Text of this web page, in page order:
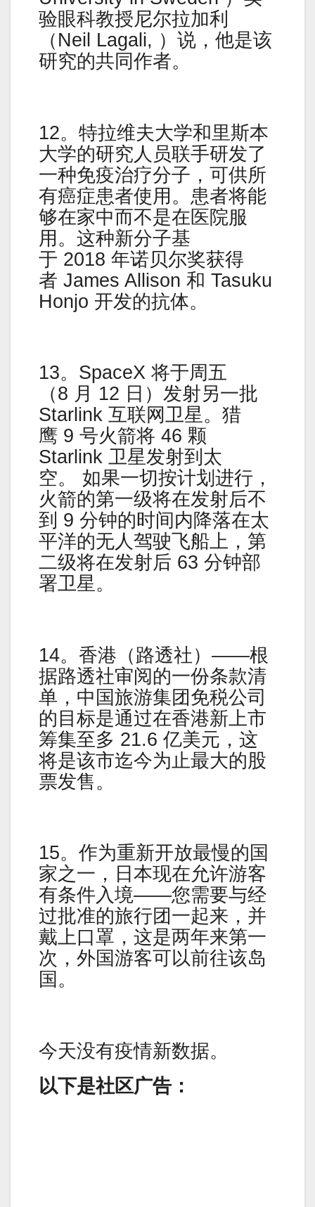
验眼科教授尼尔拉加利
（Neil Lagali, ）说，他是该
研究的共同作者。
12。特拉维夫大学和里斯本
大学的研究人员联手研发了
一种免疫治疗分子，可供所
有癌症患者使用。患者将能
够在家中而不是在医院服
用。这种新分子基
于 2018 年诺贝尔奖获得
者 James Allison 和 Tasuku
Honjo 开发的抗体。
13。SpaceX 将于周五
（8 月 12 日）发射另一批
Starlink 互联网卫星。猎
鹰 9 号火箭将 46 颗
Starlink 卫星发射到太
空。 如果一切按计划进行，
火箭的第一级将在发射后不
到 9 分钟的时间内降落在太
平洋的无人驾驶飞船上，第
二级将在发射后 63 分钟部
署卫星。
14。香港（路透社）——根
据路透社审阅的一份条款清
单，中国旅游集团免税公司
的目标是通过在香港新上市
筹集至多 21.6 亿美元，这
将是该市迄今为止最大的股
票发售。
15。作为重新开放最慢的国
家之一，日本现在允许游客
有条件入境——您需要与经
过批准的旅行团一起来，并
戴上口罩，这是两年来第一
次，外国游客可以前往该岛
国。
今天没有疫情新数据。
以下是社区广告：